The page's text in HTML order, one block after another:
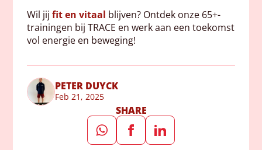
Wil jijfit en vitaal blijven? Ontdek onze 65+-
trainingen bij TRACE en werk aan een toekomst
vol energie en beweging!
PETER DUYCK
Feb 21, 2025
SHARE